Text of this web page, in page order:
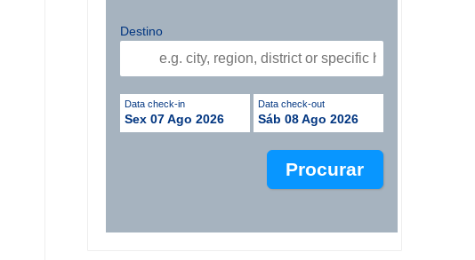
Destino
Data check-in
Sex 07 Ago 2026
Data check-out
Sáb 08 Ago 2026